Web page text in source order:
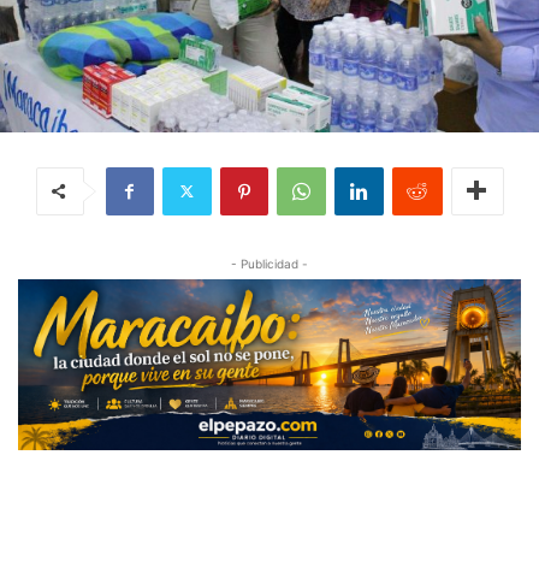
- Publicidad -